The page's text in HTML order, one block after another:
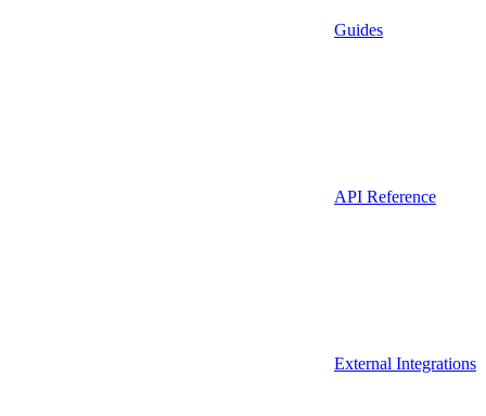
Guides
API Reference
External Integrations